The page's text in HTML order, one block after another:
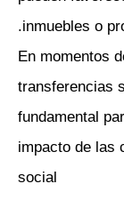
inmuebles o
En momentos
transferencias
fundamental
impacto de las
social